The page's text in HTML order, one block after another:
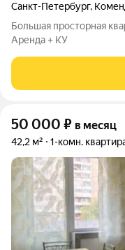
Санкт-Петербург,
Большая просторная
Аренда + КУ
50 000 ₽ в месяц
42,2 м² 1-комн.